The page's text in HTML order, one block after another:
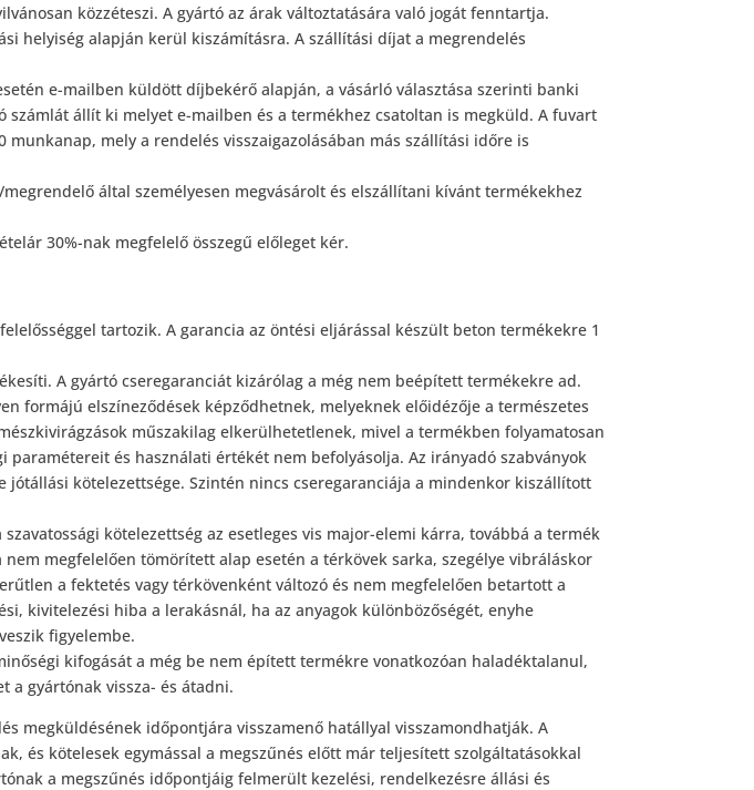
közzéteszi. A gyártó az árak változtatására való jogát fenntartja.
helyiség alapján kerül kiszámításra. A szállítási díjat a megrendelés
e-mailben küldött díjbekérő alapján, a vásárló választása szerinti banki
állít ki melyet e-mailben és a termékhez csatoltan is megküld. A fuvart
mely a rendelés visszaigazolásában más szállítási időre is
által személyesen megvásárolt és elszállítani kívánt termékekhez
30%-nak megfelelő összegű előleget kér.
tartozik. A garancia az öntési eljárással készült beton termékekre 1
A gyártó cseregaranciát kizárólag a még nem beépített termékekre ad.
formájú elszíneződések képződhetnek, melyeknek előidézője a természetes
műszakilag elkerülhetetlenek, mivel a termékben folyamatosan
és használati értékét nem befolyásolja. Az irányadó szabványok
kötelezettsége. Szintén nincs cseregaranciája a mindenkor kiszállított
kötelezettség az esetleges vis major-elemi kárra, továbbá a termék
megfelelően tömörített alap esetén a térkövek sarka, szegélye vibráláskor
a fektetés vagy térkövenként változó és nem megfelelően betartott a
kivitelezési hiba a lerakásnál, ha az anyagok különbözőségét, enyhe
figyelembe.
kifogását a még be nem épített termékre vonatkozóan haladéktalanul,
a gyártónak vissza- és átadni.
megküldésének időpontjára visszamenő hatállyal visszamondhatják. A
és kötelesek egymással a megszűnés előtt már teljesített szolgáltatásokkal
a megszűnés időpontjáig felmerült kezelési, rendelkezésre állási és